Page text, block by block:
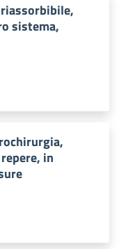
sistema,
in